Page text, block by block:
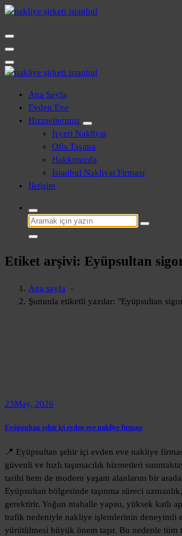
İçeriğe
Evden Eve - İşyeri Ofis Nakliye İstanbul
Evden Eve - İşyeri Ofis Nakliye İstanbul
Ana Sayfa
Evden Eve
Hizmetlerimiz
İşyeri Nakliyat
Ofis Taşıma
Hakkımızda
İstanbul Nakliyat Firması
İletişim
Şunu
ara:
Etiket arşivi: Eyüpsultan
Ana sayfa -
Şununla etiketli yazılar: "Eyüpsultan
23May, 2026
Eyüpsultan şehir içi evden eve nakliye firması
📍 Eyüpsultan şehir içi evden eve nakliye
güvenli ve hızlı taşımacılık hizmetleri
tarihi hem de modern yaşam alanlarını bir
Eyüpsultan bölgesinde taşınma süreci
gerektirir. Yoğun mahalle yapısı, yüksek katlı
trafik nedeniyle nakliye işlemlerinin deneyimli
yürütülmesi büyük önem taşır. Bu nedenle tüm